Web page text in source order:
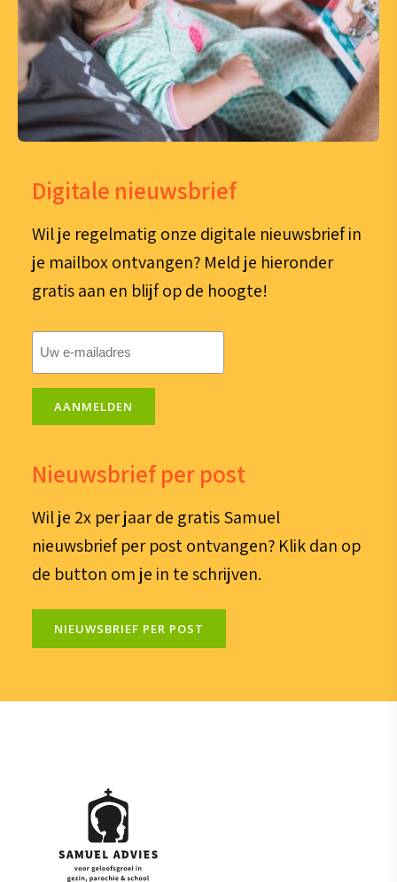
Digitale nieuwsbrief
Wil je regelmatig onze digitale nieuwsbrief in
je mailbox ontvangen? Meld je hieronder
gratis aan en blijf op de hoogte!
mailadres
AANMELDEN
Nieuwsbrief per post
Wil je 2x per jaar de gratis Samuel
nieuwsbrief per post ontvangen? Klik dan op
de button om je in te schrijven.
NIEUWSBRIEF PER POST